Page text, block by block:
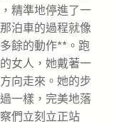
精準地停進了一
泊車的過程就像
餘的動作**。跑
女人，她戴著一
向走來。她的步
一樣，完美地落
們立刻立正站